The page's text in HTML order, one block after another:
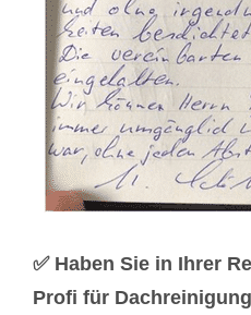
✅ Haben Sie in Ihrer
Profi für